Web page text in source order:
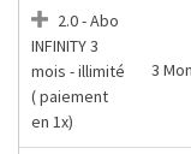
2.0 - Abo
INFINITY 3
mois - illimité
( paiement
en 1x)
3